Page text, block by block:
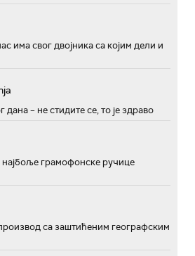
има свог двојника са којим дели и
дана – не стидите се, то је здраво
најбоље грамофонске ручице
са заштићеним географским